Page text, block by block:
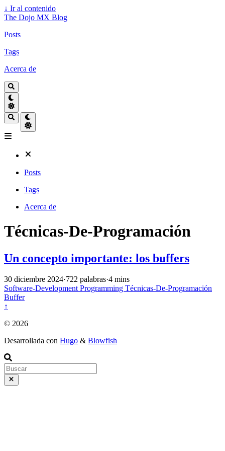
↓ Ir al contenido
The Dojo MX Blog
Posts
Tags
Acerca de
Posts
Tags
Acerca de
Técnicas-De-Programación
Un concepto importante: los buffers
30 diciembre 2024·722 palabras·4 mins
Software-DevelopmentProgramming Técnicas-De-Programación
Buffer
↑
© 2026
Desarrollada con Hugo & Blowfish